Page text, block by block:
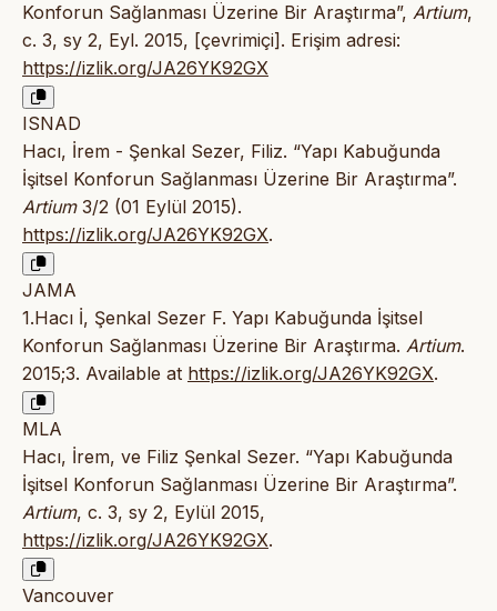
Konforun Sağlanması Üzerine Bir Araştırma”, Artium,
c. 3, sy 2, Eyl. 2015, [çevrimiçi]. Erişim adresi:
https://izlik.org/JA26YK92GX
ISNAD
Hacı, İrem - Şenkal Sezer, Filiz. “Yapı Kabuğunda
İşitsel Konforun Sağlanması Üzerine Bir Araştırma”.
Artium3/2 (01 Eylül 2015).
https://izlik.org/JA26YK92GX.
JAMA
1.Hacı İ, Şenkal Sezer F. Yapı Kabuğunda İşitsel
Konforun Sağlanması Üzerine Bir Araştırma. Artium.
2015;3. Available at https://izlik.org/JA26YK92GX.
MLA
Hacı, İrem, ve Filiz Şenkal Sezer. “Yapı Kabuğunda
İşitsel Konforun Sağlanması Üzerine Bir Araştırma”.
Artium, c. 3, sy 2, Eylül 2015,
https://izlik.org/JA26YK92GX.
Vancouver